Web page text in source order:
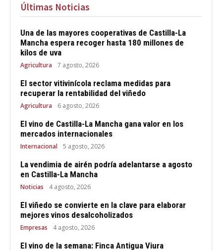
Últimas Noticias
Una de las mayores cooperativas de Castilla-La
Mancha espera recoger hasta 180 millones de
kilos de uva
Agricultura 7 agosto, 2026
El sector vitivinícola reclama medidas para
recuperar la rentabilidad del viñedo
Agricultura 6 agosto, 2026
El vino de Castilla-La Mancha gana valor en los
mercados internacionales
Internacional 5 agosto, 2026
La vendimia de airén podría adelantarse a agosto
en Castilla-La Mancha
Noticias 4 agosto, 2026
El viñedo se convierte en la clave para elaborar
mejores vinos desalcoholizados
Empresas 4 agosto, 2026
El vino de la semana: Finca Antigua Viura